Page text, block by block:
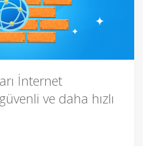
İnternet
ve daha hızlı